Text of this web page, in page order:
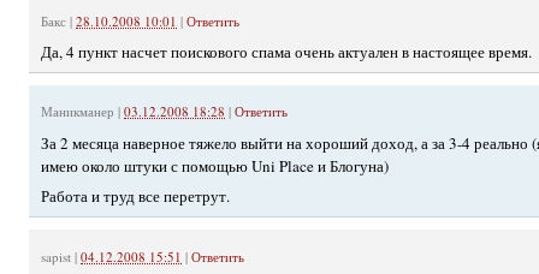
Бакс | 28.10.2008 10:01 | Ответить
Да, 4 пункт насчет поискового спама очень актуален в настоящее время.
Маникманер | 03.12.2008 18:28 | Ответить
За 2 месяца наверное тяжело выйти на хороший доход, а за 3-4 реально
имею около штуки с помощью Uni Place и Блогуна)
Работа и труд все перетрут.
sapist | 04.12.2008 15:51 | Ответить